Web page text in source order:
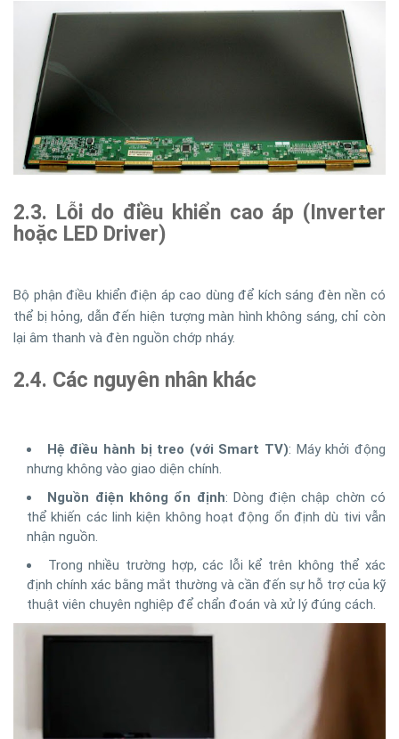
2.3. Lỗi do điều khiển cao áp (Inverter
hoặc LED Driver)
Bộ phận điều khiển điện áp cao dùng để kích sáng đèn nền có
thể bị hỏng, dẫn đến hiện tượng màn hình không sáng, chỉ còn
lại âm thanh và đèn nguồn chớp nháy.
2.4. Các nguyên nhân khác
Hệ điều hành bị treo (với Smart TV): Máy khởi động
nhưng không vào giao diện chính.
Nguồn điện không ổn định: Dòng điện chập chờn có
thể khiến các linh kiện không hoạt động ổn định dù tivi vẫn
nhận nguồn.
Trong nhiều trường hợp, các lỗi kể trên không thể xác
định chính xác bằng mắt thường và cần đến sự hỗ trợ của kỹ
thuật viên chuyên nghiệp để chẩn đoán và xử lý đúng cách.